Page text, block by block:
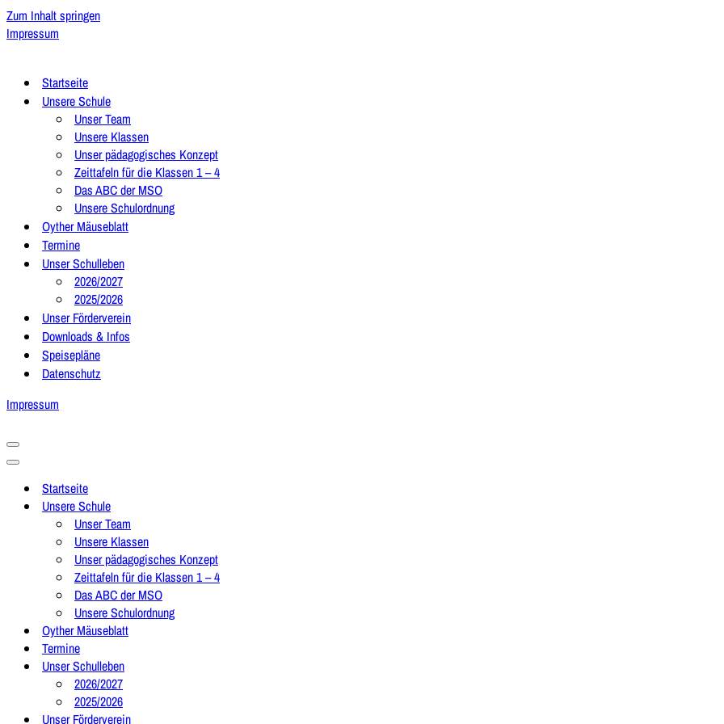
Zum Inhalt springen
Impressum
Startseite
Unsere Schule
Unser Team
Unsere Klassen
Unser pädagogisches Konzept
Zeittafeln für die Klassen 1 – 4
Das ABC der MSO
Unsere Schulordnung
Oyther Mäuseblatt
Termine
Unser Schulleben
2026/2027
2025/2026
Unser Förderverein
Downloads & Infos
Speisepläne
Datenschutz
Impressum
Navigationsmenü
Navigationsmenü
Startseite
Unsere Schule
Unser Team
Unsere Klassen
Unser pädagogisches Konzept
Zeittafeln für die Klassen 1 – 4
Das ABC der MSO
Unsere Schulordnung
Oyther Mäuseblatt
Termine
Unser Schulleben
2026/2027
2025/2026
Unser Förderverein